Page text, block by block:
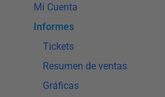
Mi Cuenta
Informes
Tickets
Resumen de ventas
Gráficas